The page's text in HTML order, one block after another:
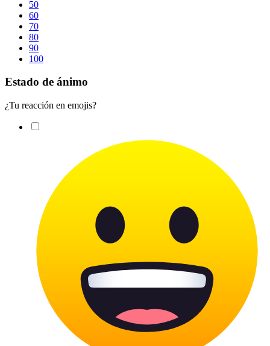
50
60
70
80
90
100
Estado de ánimo
¿Tu reacción en emojis?